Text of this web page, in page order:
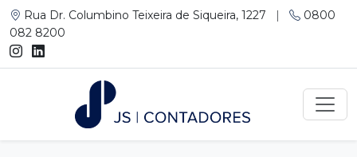
Rua Dr. Columbino Teixeira de Siqueira, 1227 |
0800
082 8200